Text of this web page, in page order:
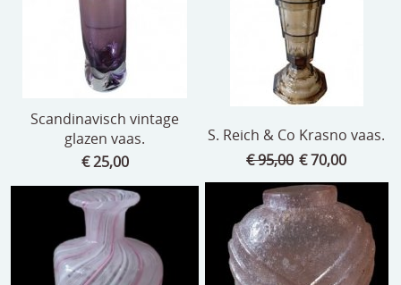
Scandinavisch vintage
glazen vaas.
€ 25,00
S. Reich & Co Krasno vaas.
€ 95,00 € 70,00